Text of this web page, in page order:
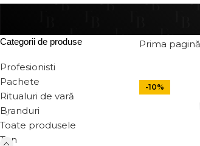
Categorii de produse
Profesionisti
Pachete
Ritualuri de vară
Branduri
Toate produsele
Ten
Prima pagină
-10%